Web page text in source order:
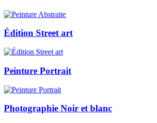
Édition Street art
Peinture Portrait
Photographie Noir et blanc